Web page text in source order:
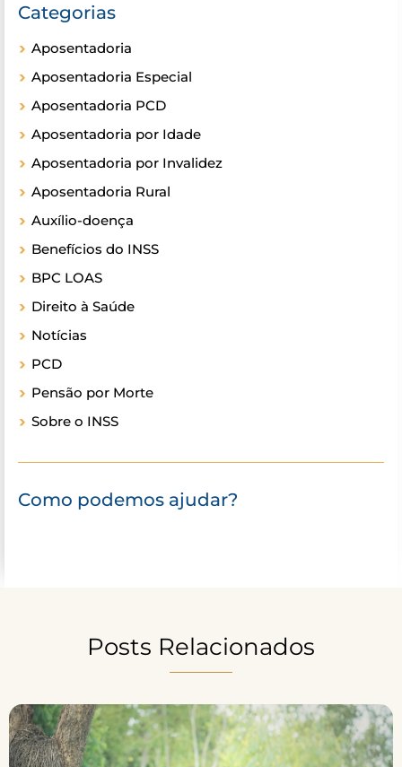
Categorias
Aposentadoria
Aposentadoria Especial
Aposentadoria PCD
Aposentadoria por Idade
Aposentadoria por Invalidez
Aposentadoria Rural
Auxílio-doença
Benefícios do INSS
BPC LOAS
Direito à Saúde
Notícias
PCD
Pensão por Morte
Sobre o INSS
Como podemos ajudar?
Posts Relacionados